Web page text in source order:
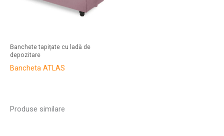
Banchete tapițate cu ladă de
depozitare
Bancheta ATLAS
Produse similare